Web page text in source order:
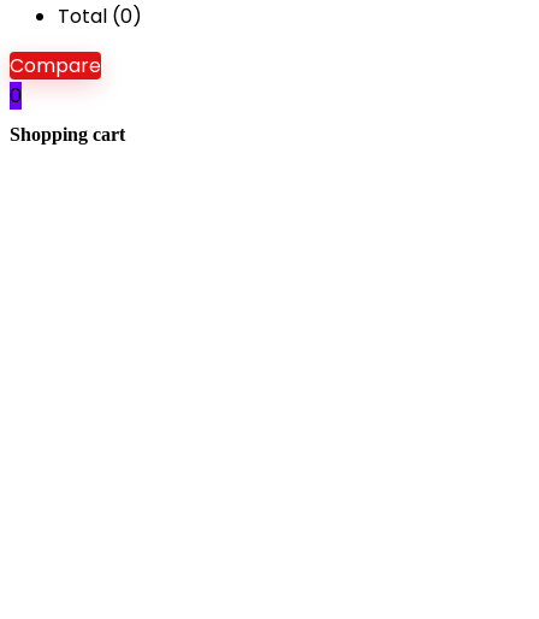
Total (0)
Compare
0
Shopping cart